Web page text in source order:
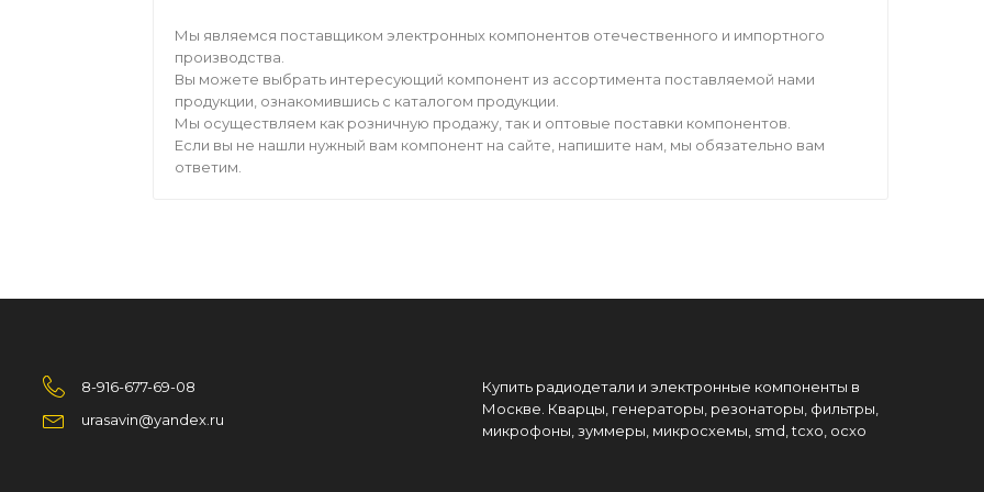
Мы являемся поставщиком электронных компонентов отечественного и импортного
производства.
Вы можете выбрать интересующий компонент из ассортимента поставляемой нами
продукции, ознакомившись с каталогом продукции.
Мы осуществляем как розничную продажу, так и оптовые поставки компонентов.
Если вы не нашли нужный вам компонент на сайте, напишите нам, мы обязательно вам
ответим.
8-916-677-69-08
urasavin@yandex.ru
Купить радиодетали и электронные компоненты в
Москве. Кварцы, генераторы, резонаторы, фильтры,
микрофоны, зуммеры, микросхемы, smd, tcxo, ocxo